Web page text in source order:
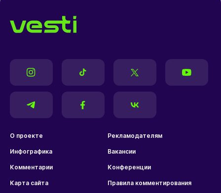
О проекте Рекламодателям
Инфографика Вакансии
Комментарии Конференции
Карта сайта Правила комментирования